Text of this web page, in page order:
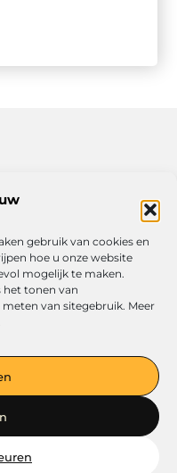
gebruik van cookies en
hoe u onze website
mogelijk te maken.
het tonen van
van sitegebruik. Meer
en inspiratie
Begin vandaag nog met